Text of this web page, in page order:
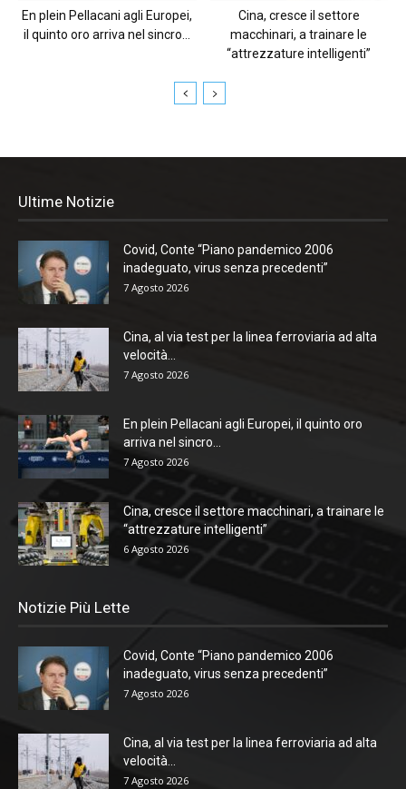
En plein Pellacani agli Europei,
il quinto oro arriva nel sincro...
Cina, cresce il settore
macchinari, a trainare le
“attrezzature intelligenti”
Ultime Notizie
Covid, Conte “Piano pandemico 2006
inadeguato, virus senza precedenti”
7 Agosto 2026
Cina, al via test per la linea ferroviaria ad alta
velocità...
7 Agosto 2026
En plein Pellacani agli Europei, il quinto oro
arriva nel sincro...
7 Agosto 2026
Cina, cresce il settore macchinari, a trainare le
“attrezzature intelligenti”
6 Agosto 2026
Notizie Più Lette
Covid, Conte “Piano pandemico 2006
inadeguato, virus senza precedenti”
7 Agosto 2026
Cina, al via test per la linea ferroviaria ad alta
velocità...
7 Agosto 2026